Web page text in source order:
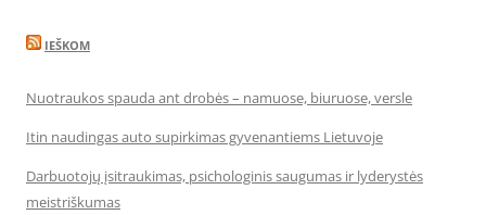
IEŠKOM
Nuotraukos spauda ant drobės – namuose, biuruose, versle
Itin naudingas auto supirkimas gyvenantiems Lietuvoje
Darbuotojų įsitraukimas, psichologinis saugumas ir lyderystės
meistriškumas